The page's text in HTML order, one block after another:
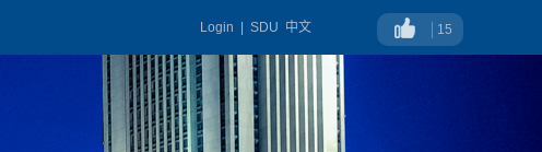
中文
SDU
Login 15